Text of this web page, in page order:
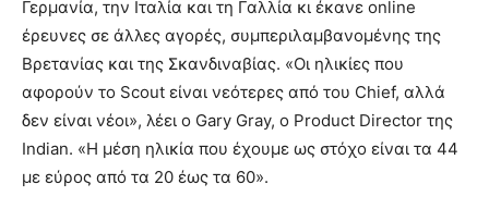
Γερμανία, την Ιταλία και τη Γαλλία κι έκανε online
έρευνες σε άλλες αγορές, συμπεριλαμβανομένης της
Βρετανίας και της Σκανδιναβίας. «Οι ηλικίες που
αφορούν το Scout είναι νεότερες από του Chief, αλλά
δεν είναι νέοι», λέει ο Gary Gray, ο Product Director της
Indian. «Η μέση ηλικία που έχουμε ως στόχο είναι τα 44
με εύρος από τα 20 έως τα 60».